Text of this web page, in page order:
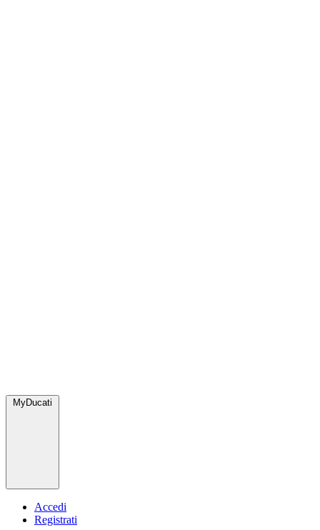
MyDucati
Accedi
Registrati